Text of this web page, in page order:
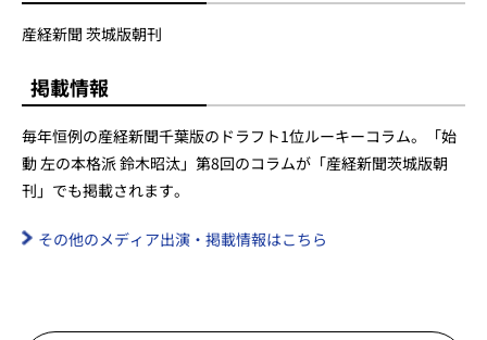
産経新聞 茨城版朝刊
掲載情報
毎年恒例の産経新聞千葉版のドラフト1位ルーキーコラム。「始
動 左の本格派 鈴木昭汰」第8回のコラムが「産経新聞茨城版朝
刊」でも掲載されます。
その他のメディア出演・掲載情報はこちら